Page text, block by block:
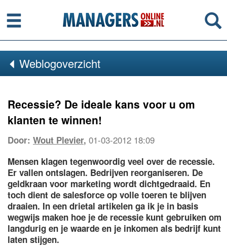
Menu
Weblogoverzicht
Recessie? De ideale kans voor u om
klanten te winnen!
Door: Wout Plevier, 01-03-2012 18:09
Mensen klagen tegenwoordig veel over de recessie.
Er vallen ontslagen. Bedrijven reorganiseren. De
geldkraan voor marketing wordt dichtgedraaid. En
toch dient de salesforce op volle toeren te blijven
draaien. In een drietal artikelen ga ik je in basis
wegwijs maken hoe je de recessie kunt gebruiken om
langdurig en je waarde en je inkomen als bedrijf kunt
laten stijgen.